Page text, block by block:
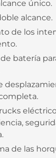
único.
alcance.
de los
de batería
de las